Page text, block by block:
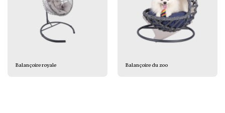
Balançoire royale Balançoire du zoo